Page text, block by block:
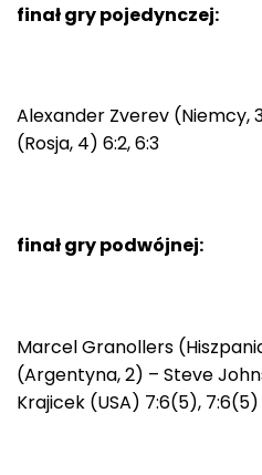
finał gry pojedynczej:
Alexander Zverev (Niemcy,
(Rosja, 4) 6:2, 6:3
finał gry podwójnej:
Marcel Granollers
(Argentyna, 2) – Steve
Krajicek (USA) 7:6(5), 7:6(5)